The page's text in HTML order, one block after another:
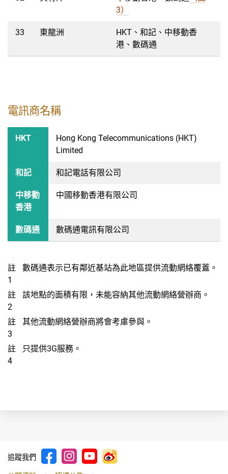
3）
33 東龍洲
HKT、和記、中移動香
港、數碼通
電訊商名稱
HKT
Hong Kong Telecommunications (HKT)
Limited
和記 和記電話有限公司
中移動
香港
中國移動香港有限公司
數碼通 數碼通電訊有限公司
註
1
數碼通表示已有鄰近基站為此地區提供流動網絡覆蓋。
註
2
該地點的面積有限，未能容納其他流動網絡營辦商。
註
3
其他流動網絡營辦商將會考慮參與。
註
4
只提供3G服務。
追蹤我們